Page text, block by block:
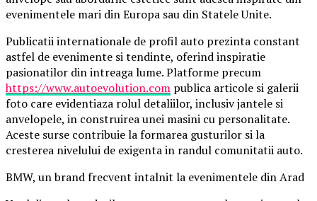
evenimentele mari din Europa sau din Statele Unite.
Publicatii internationale de profil auto prezinta constant
astfel de evenimente si tendinte, oferind inspiratie
pasionatilor din intreaga lume. Platforme precum
https://www.autoevolution.com publica articole si galerii
foto care evidentiaza rolul detaliilor, inclusiv jantele si
anvelopele, in construirea unei masini cu personalitate.
Aceste surse contribuie la formarea gusturilor si la
cresterea nivelului de exigenta in randul comunitatii auto.
BMW, un brand frecvent intalnit la evenimentele din Arad